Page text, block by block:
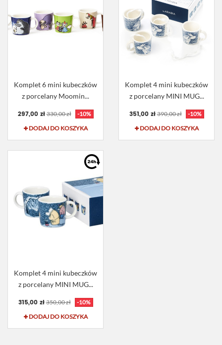
Komplet 6 mini kubeczków
z porcelany Moomin...
297,00 zł 330,00 zł
-10%
DODAJ DO KOSZYKA
Komplet 4 mini kubeczków
z porcelany MINI MUG...
351,00 zł 390,00 zł
-10%
DODAJ DO KOSZYKA
Komplet 4 mini kubeczków
z porcelany MINI MUG...
315,00 zł 350,00 zł
-10%
DODAJ DO KOSZYKA